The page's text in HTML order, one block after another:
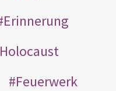
Erinnerung
Holocaust
Feuerwerk